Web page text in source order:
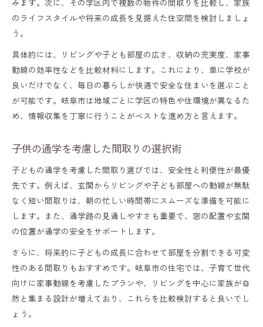
のライフスタイルや将来の成長を見据えた住空間を検討しましょ
う。
具体的には、リビングや子ども部屋の広さ、収納の充実度、家事
動線の効率性などを比較材料にします。これにより、単に学校が
良いだけでなく、毎日の暮らしが快適で安全な住まいを選ぶこと
が可能です。岐阜市は地域ごとに学区の特色や住環境が異なるた
め、情報収集を丁寧に行うことがベストな進め方と言えます。
子供の通学を考慮した間取りの選択術
子どもの通学を考慮した間取り選びでは、安全性と利便性が最優
先です。例えば、玄関からリビングや子ども部屋への動線が無駄
なく短い間取りは、朝の忙しい時間帯にスムーズな準備を可能に
します。また、通学路の見通しやすさも重要で、窓の配置や玄関
の位置が通学の安全をサポートします。
さらに、将来的に子どもの成長に合わせて部屋を分割できる可変
性のある間取りもおすすめです。岐阜市の住宅では、子育て世代
向けに家事動線を考慮したプランや、リビングを中心に家族が自
然と集まる設計が増えており、これらを比較検討すると良いでし
ょう。